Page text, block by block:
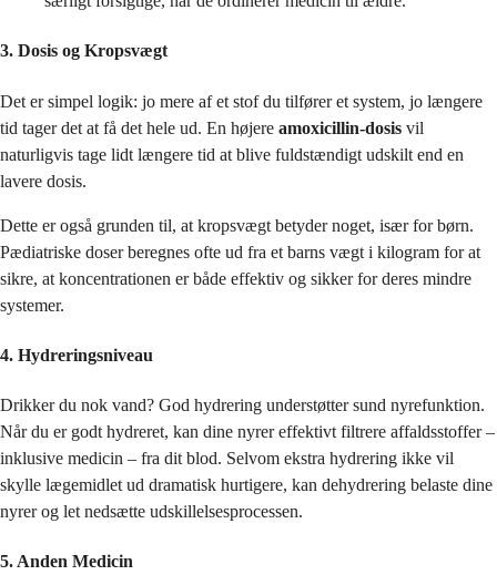
3. Dosis og Kropsvægt
Det er simpel logik: jo mere af et stof du tilfører et system, jo længere
tid tager det at få det hele ud. En højere amoxicillin-dosis vil
naturligvis tage lidt længere tid at blive fuldstændigt udskilt end en
lavere dosis.
Dette er også grunden til, at kropsvægt betyder noget, især for børn.
Pædiatriske doser beregnes ofte ud fra et barns vægt i kilogram for at
sikre, at koncentrationen er både effektiv og sikker for deres mindre
systemer.
4. Hydreringsniveau
Drikker du nok vand? God hydrering understøtter sund nyrefunktion.
Når du er godt hydreret, kan dine nyrer effektivt filtrere affaldsstoffer –
inklusive medicin – fra dit blod. Selvom ekstra hydrering ikke vil
skylle lægemidlet ud dramatisk hurtigere, kan dehydrering belaste dine
nyrer og let nedsætte udskillelsesprocessen.
5. Anden Medicin